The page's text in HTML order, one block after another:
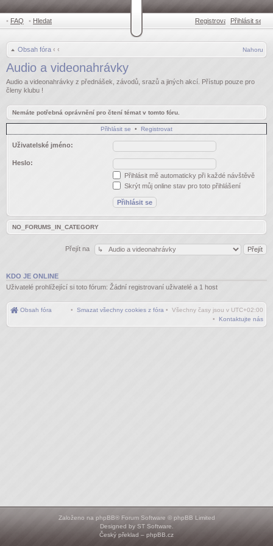
• FAQ • Hledat Registrovat •Přihlásit se
Obsah fóra ‹ ‹ Nahoru
Audio a videonahrávky
Audio a videonahrávky z přednášek, závodů, srazů a jiných akcí. Přístup pouze pro
členy klubu !
Nemáte potřebná oprávnění pro čtení témat v tomto fóru.
Přihlásit se • Registrovat
Uživatelské jméno:
Heslo:
Přihlásit mě automaticky při každé návštěvě
Skrýt můj online stav pro toto přihlášení
NO_FORUMS_IN_CATEGORY
Přejít na
KDO JE ONLINE
Uživatelé prohlížející si toto fórum: Žádní registrovaní uživatelé a 1 host
Obsah fóra • Všechny časy jsou v UTC+02:00
• Smazat všechny cookies z fóra
• Kontaktujte nás
Založeno na phpBB® Forum Software © phpBB Limited
Designed by ST Software
Český překlad – phpBB.cz